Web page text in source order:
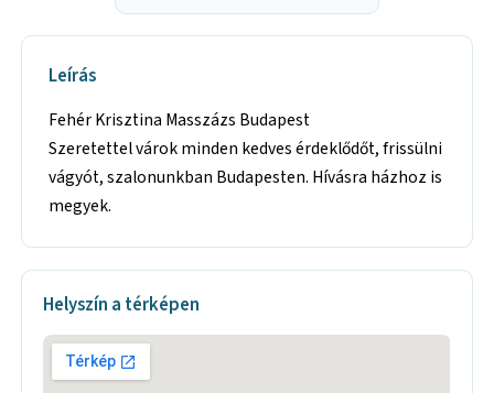
Leírás
Fehér Krisztina Masszázs Budapest
Szeretettel várok minden kedves érdeklődőt, frissülni
vágyót, szalonunkban Budapesten. Hívásra házhoz is
megyek.
Helyszín a térképen